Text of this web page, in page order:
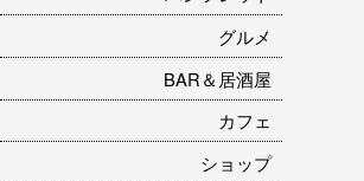
グルメ
BAR＆居酒屋
カフェ
ショップ